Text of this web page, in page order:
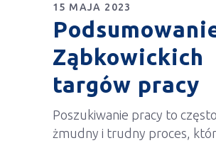
15 MAJA 2023
Ząbkowickich
targów pracy
Poszukiwanie pracy to często
żmudny i trudny proces,